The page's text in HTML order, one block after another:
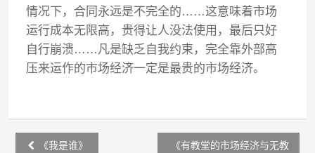
情况下，合同永远是不完全的……这意味着市场
运行成本无限高，贵得让人没法使用，最后只好
自行崩溃……凡是缺乏自我约束，完全靠外部高
压来运作的市场经济一定是最贵的市场经济。
Post《我是谁》
《有教堂的市场经济与无教